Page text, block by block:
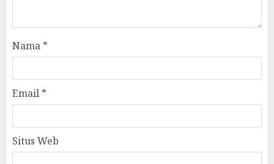
Nama *
Email *
Situs Web